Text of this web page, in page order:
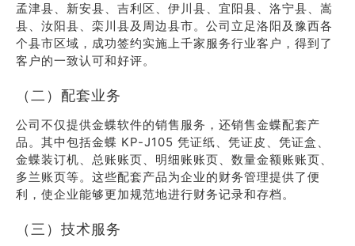
孟津县、新安县、吉利区、伊川县、宜阳县、洛宁县、嵩
县、汝阳县、栾川县及周边县市。公司立足洛阳及豫西各
个县市区域，成功签约实施上千家服务行业客户，得到了
客户的一致认可和好评。
（二）配套业务
公司不仅提供金蝶软件的销售服务，还销售金蝶配套产
品。其中包括金蝶 KP-J105 凭证纸、凭证皮、凭证盒、
金蝶装订机、总账账页、明细账账页、数量金额账账页、
多兰账页等。这些配套产品为企业的财务管理提供了便
利，使企业能够更加规范地进行财务记录和存档。
（三）技术服务